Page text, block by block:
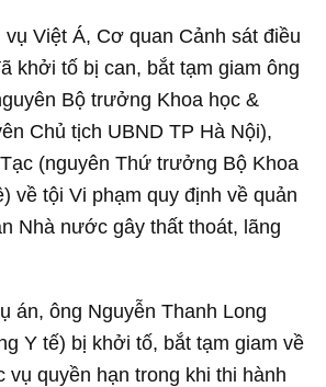
Việt Á, Cơ quan Cảnh sát điều
khởi tố bị can, bắt tạm giam ông
Bộ trưởng Khoa học &
Chủ tịch UBND TP Hà Nội),
(nguyên Thứ trưởng Bộ Khoa
về tội Vi phạm quy định về quản
Nhà nước gây thất thoát, lãng
án, ông Nguyễn Thanh Long
Y tế) bị khởi tố, bắt tạm giam về
vụ quyền hạn trong khi thi hành